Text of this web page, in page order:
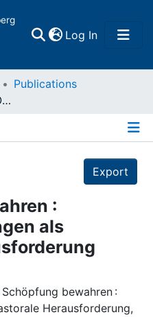
Log In(current)
Publications
Schöpfung bewahren : Ökologische Fragen als pastorale Herausforderung
Export
:
als
bewahren :
Herausforderung,